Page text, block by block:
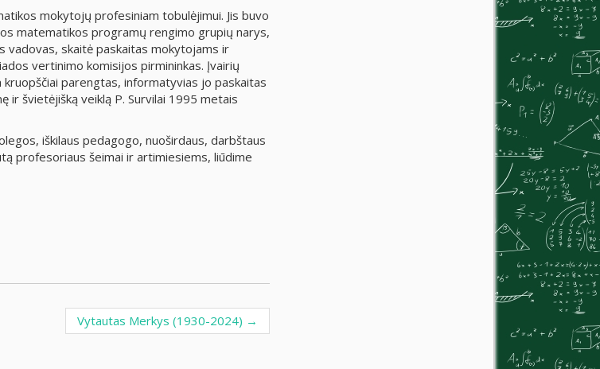
mokytojų profesiniam tobulėjimui. Jis buvo
matematikos programų rengimo grupių narys,
vadovas, skaitė paskaitas mokytojams ir
vertinimo komisijos pirmininkas. Įvairių
parengtas, informatyvias jo paskaitas
ir švietėjišką veiklą P. Survilai 1995 metais
iškilaus pedagogo, nuoširdaus, darbštaus
profesoriaus šeimai ir artimiesiems, liūdime
Vytautas Merkys (1930-2024) →